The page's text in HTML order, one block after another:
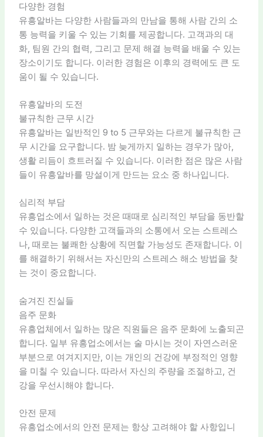
다양한 경험
유흥알바는 다양한 사람들과의 만남을 통해 사람 간의 소
통 능력을 키울 수 있는 기회를 제공합니다. 고객과의 대
화, 팀원 간의 협력, 그리고 문제 해결 능력을 배울 수 있는
장소이기도 합니다. 이러한 경험은 이후의 경력에도 큰 도
움이 될 수 있습니다.
유흥알바의 도전
불규칙한 근무 시간
유흥알바는 일반적인 9 to 5 근무와는 다르게 불규칙한 근
무 시간을 요구합니다. 밤 늦게까지 일하는 경우가 많아,
생활 리듬이 흐트러질 수 있습니다. 이러한 점은 많은 사람
들이 유흥알바를 망설이게 만드는 요소 중 하나입니다.
심리적 부담
유흥업소에서 일하는 것은 때때로 심리적인 부담을 동반할
수 있습니다. 다양한 고객들과의 소통에서 오는 스트레스
나, 때로는 불쾌한 상황에 직면할 가능성도 존재합니다. 이
를 해결하기 위해서는 자신만의 스트레스 해소 방법을 찾
는 것이 중요합니다.
숨겨진 진실들
음주 문화
유흥업체에서 일하는 많은 직원들은 음주 문화에 노출되곤
합니다. 일부 유흥업소에서는 술 마시는 것이 자연스러운
부분으로 여겨지지만, 이는 개인의 건강에 부정적인 영향
을 미칠 수 있습니다. 따라서 자신의 주량을 조절하고, 건
강을 우선시해야 합니다.
안전 문제
유흥업소에서의 안전 문제는 항상 고려해야 할 사항입니